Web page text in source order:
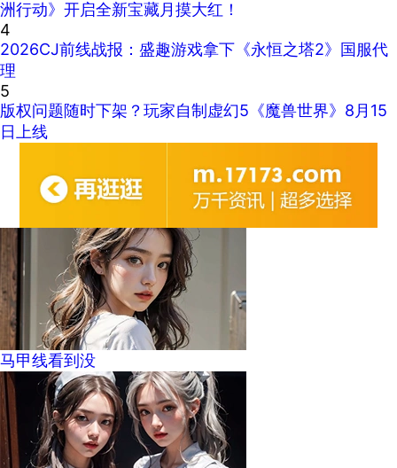
洲行动》开启全新宝藏月摸大红！
4
2026CJ前线战报：盛趣游戏拿下《永恒之塔2》国服代
理
5
版权问题随时下架？玩家自制虚幻5《魔兽世界》8月15
日上线
马甲线看到没